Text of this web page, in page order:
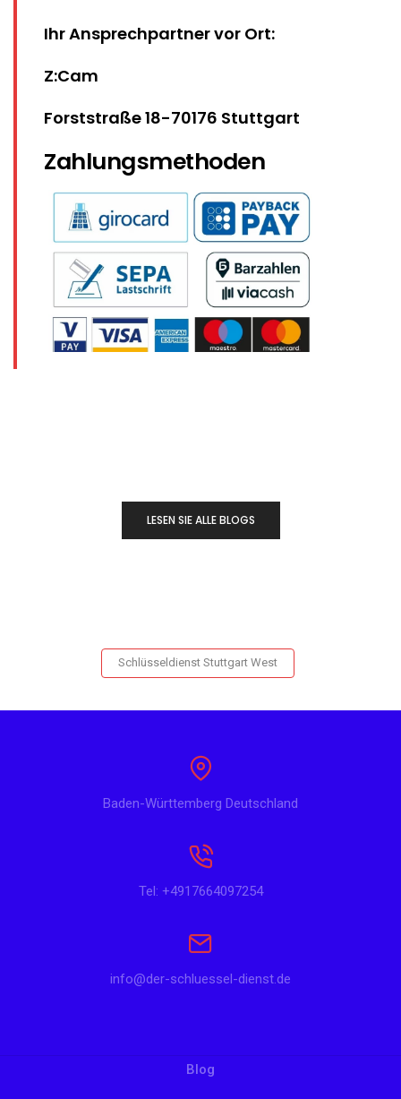
Ihr Ansprechpartner vor Ort:
Z:Cam
Forststraße 18-70176 Stuttgart
Zahlungsmethoden
LESEN SIE ALLE BLOGS
Schlüsseldienst Stuttgart West
Baden-Württemberg Deutschland
Tel: +4917664097254
info@der-schluessel-dienst.de
Blog